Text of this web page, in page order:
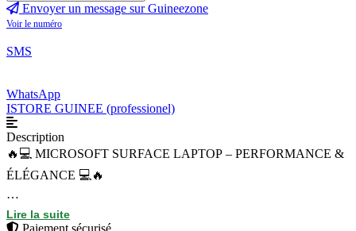
Envoyer un message sur Guineezone
Voir le numéro
SMS
WhatsApp
ISTORE GUINEE (professionel)
Description
🔥💻 MICROSOFT SURFACE LAPTOP – PERFORMANCE &
ÉLÉGANCE 💻🔥
Vous cherchez un ordinateur puissant, rapide et premium ?
Voici ce magnifique Microsoft Surface Laptop en très bon état ✨
Lire la suite
Paiement sécurisé